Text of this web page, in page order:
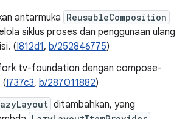
antarmuka ReusableComposition
siklus proses dan penggunaan ulang
(I812d1, b/252846775)
tv-foundation dengan compose-
(I737c3, b/287011882)
ditambahkan, yang